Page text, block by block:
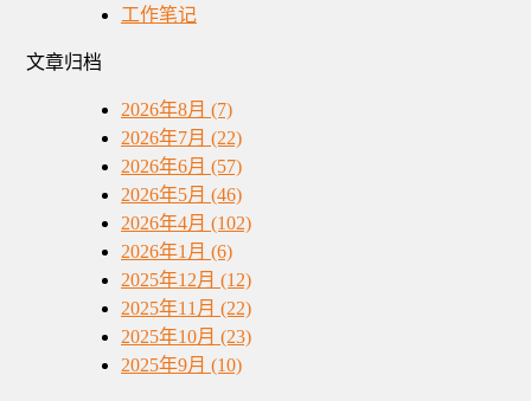
工作笔记
文章归档
2026年8月 (7)
2026年7月 (22)
2026年6月 (57)
2026年5月 (46)
2026年4月 (102)
2026年1月 (6)
2025年12月 (12)
2025年11月 (22)
2025年10月 (23)
2025年9月 (10)